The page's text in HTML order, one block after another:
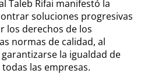
Taleb Rifai manifestó la
soluciones progresivas
los derechos de los
normas de calidad, al
la igualdad de
las empresas.